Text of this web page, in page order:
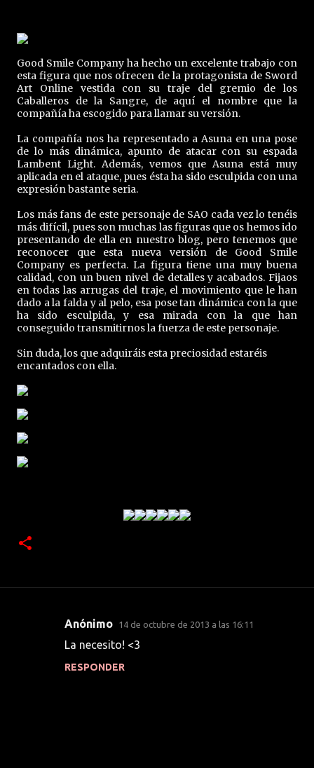
Good Smile Company ha hecho un excelente trabajo con
esta figura que nos ofrecen de la protagonista de Sword
Art Online vestida con su traje del gremio de los
Caballeros de la Sangre, de aquí el nombre que la
compañía ha escogido para llamar su versión.
La compañía nos ha representado a Asuna en una pose
de lo más dinámica, apunto de atacar con su espada
Lambent Light. Además, vemos que Asuna está muy
aplicada en el ataque, pues ésta ha sido esculpida con una
expresión bastante seria.
Los más fans de este personaje de SAO cada vez lo tenéis
más difícil, pues son muchas las figuras que os hemos ido
presentando de ella en nuestro blog, pero tenemos que
reconocer que esta nueva versión de Good Smile
Company es perfecta. La figura tiene una muy buena
calidad, con un buen nivel de detalles y acabados. Fijaos
en todas las arrugas del traje, el movimiento que le han
dado a la falda y al pelo, esa pose tan dinámica con la que
ha sido esculpida, y esa mirada con la que han
conseguido transmitirnos la fuerza de este personaje.
Sin duda, los que adquiráis esta preciosidad estaréis
encantados con ella.
Anónimo 14 de octubre de 2013 a las 16:11
La necesito! <3
RESPONDER